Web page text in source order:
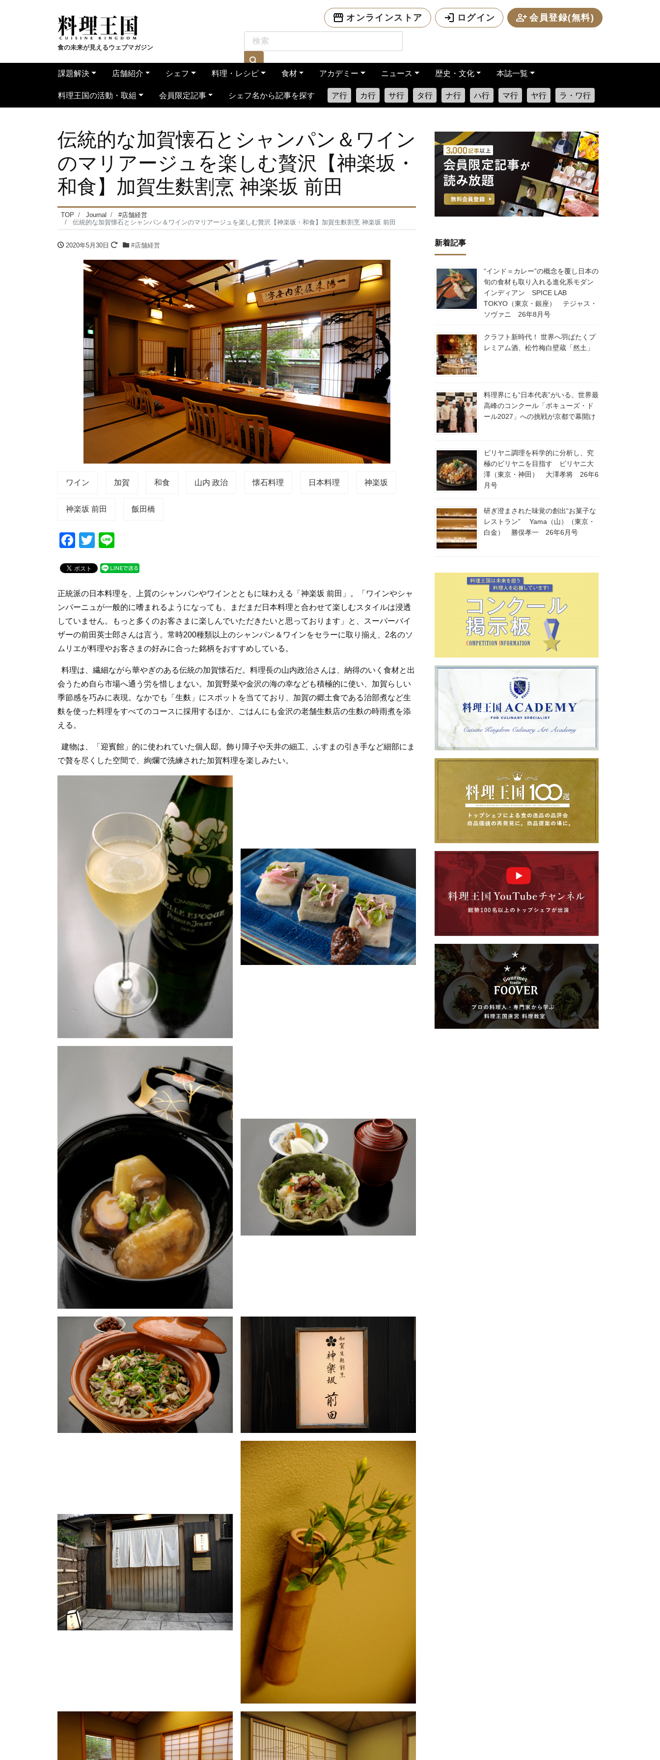
食の未来が見えるウェブマガジン
オンラインストア ログイン 会員登録(無料)
課題解決 店舗紹介 シェフ 料理・レシピ 食材 アカデミー ニュース 歴史・文化 本誌一覧
料理王国の活動・取組 会員限定記事 シェフ名から記事を探す ア行 カ行 サ行 タ行 ナ行 ハ行 マ行 ヤ行 ラ・ワ行
伝統的な加賀懐石とシャンパン＆ワイン
のマリアージュを楽しむ贅沢【神楽坂・
和食】加賀生麩割烹 神楽坂 前田
TOP Journal
#店舗経営
伝統的な加賀懐石とシャンパン＆ワインのマリアージュを楽しむ贅沢【神楽坂・和食】加賀生麩割烹 神楽坂 前田
2020年5月30日 #店舗経営
ワイン 加賀 和食 山内 政治 懐石料理 日本料理 神楽坂
神楽坂 前田 飯田橋
F
c
e
b
o
o
k
T
tt
er
e
正統派の日本料理を、上質のシャンパンやワインとともに味わえる「神楽坂 前田」。「ワインやシャ
ンパーニュが一般的に嗜まれるようになっても、まだまだ日本料理と合わせて楽しむスタイルは浸透
していません。もっと多くのお客さまに楽しんでいただきたいと思っております」と、スーパーバイ
ザーの前田英士郎さんは言う。常時200種類以上のシャンパン＆ワインをセラーに取り揃え、2名のソ
ムリエが料理やお客さまの好みに合った銘柄をおすすめしている。
料理は、繊細ながら華やぎのある伝統の加賀懐石だ。料理長の山内政治さんは、納得のいく食材と出
会うため自ら市場へ通う労を惜しまない。加賀野菜や金沢の海の幸なども積極的に使い、加賀らしい
季節感を巧みに表現。なかでも「生麩」にスポットを当てており、加賀の郷土食である治部煮など生
麩を使った料理をすべてのコースに採用するほか、ごはんにも金沢の老舗生麩店の生麩の時雨煮を添
える。
建物は、「迎賓館」的に使われていた個人邸。飾り障子や天井の細工、ふすまの引き手など細部にま
で贅を尽くした空間で、絢爛で洗練された加賀料理を楽しみたい。
新着記事
“インド＝カレー”の概念を覆し日本の
旬の食材も取り入れる進化系モダン
インディアン SPICE LAB
TOKYO（東京・銀座） テジャス・
ソヴァニ 26年8月号
クラフト新時代！ 世界へ羽ばたくプ
レミアム酒、松竹梅白壁蔵「然土」
料理界にも“日本代表”がいる。世界最
高峰のコンクール「ボキューズ・ド
ール2027」への挑戦が京都で幕開け
ビリヤニ調理を科学的に分析し、究
極のビリヤニを目指す ビリヤニ大
澤（東京・神田） 大澤孝将 26年6
月号
研ぎ澄まされた味覚の創出“お菓子な
レストラン” Yama（山）（東京・
白金） 勝俣孝一 26年6月号